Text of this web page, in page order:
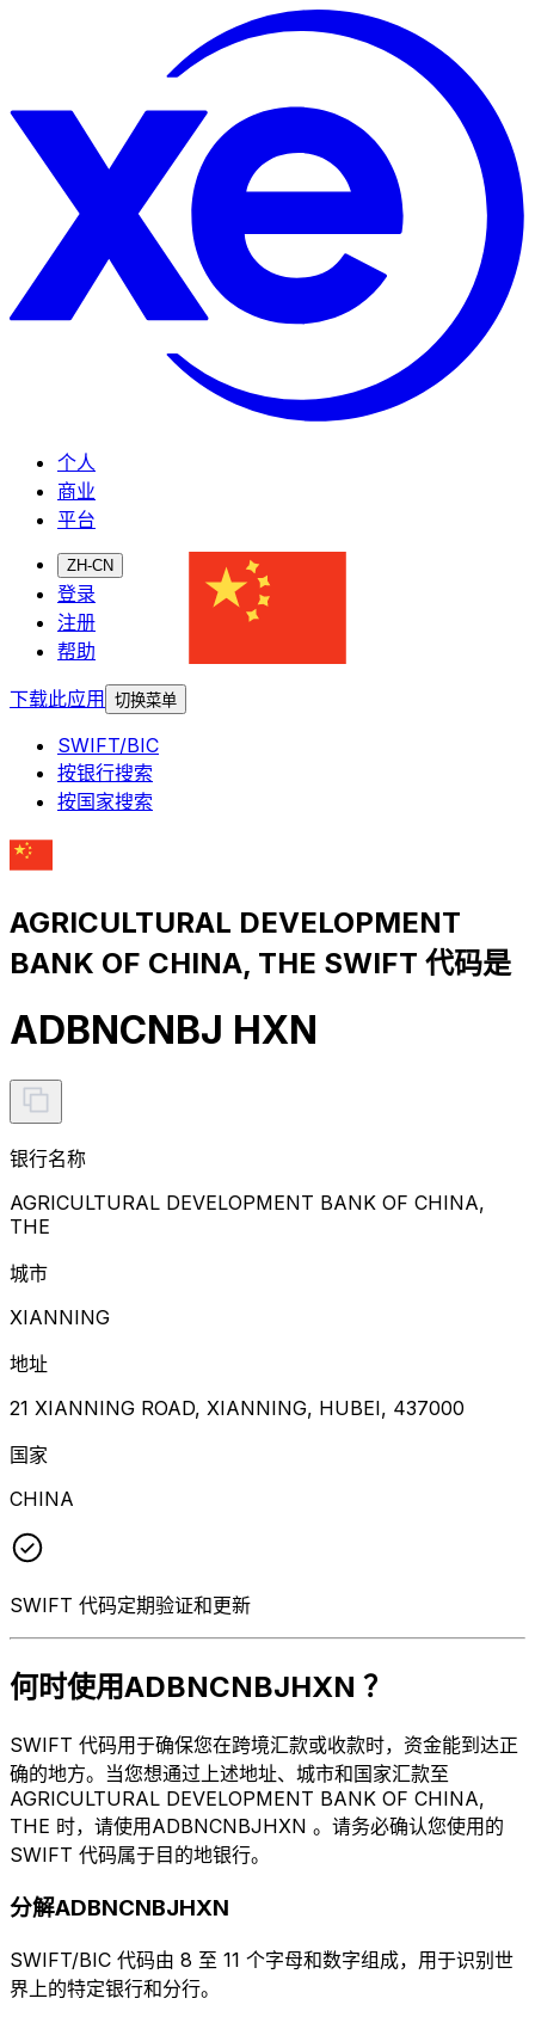
个人
商业
平台
ZH-CN
登录
注册
帮助
下载此应用
切换菜单
SWIFT/BIC
按银行搜索
按国家搜索
AGRICULTURAL DEVELOPMENT
BANK OF CHINA, THE SWIFT 代码是
ADBNCNBJ HXN
银行名称
AGRICULTURAL DEVELOPMENT BANK OF CHINA,
THE
城市
XIANNING
地址
21 XIANNING ROAD, XIANNING, HUBEI, 437000
国家
CHINA
SWIFT 代码定期验证和更新
何时使用ADBNCNBJHXN ？
SWIFT 代码用于确保您在跨境汇款或收款时，资金能到达正
确的地方。当您想通过上述地址、城市和国家汇款至
AGRICULTURAL DEVELOPMENT BANK OF CHINA,
THE 时，请使用ADBNCNBJHXN 。请务必确认您使用的
SWIFT 代码属于目的地银行。
分解ADBNCNBJHXN
SWIFT/BIC 代码由 8 至 11 个字母和数字组成，用于识别世
界上的特定银行和分行。